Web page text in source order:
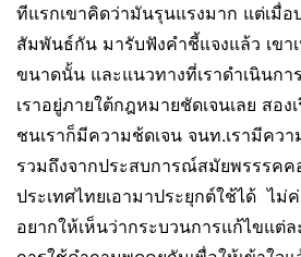
ทีแรกเขาคิดว่ามันรุนแรงมาก แต่เมื่อ
สัมพันธ์กัน มารับฟังคำชี้แจงแล้ว เขา
ขนาดนั้น และแนวทางที่เราดำเนินก
เราอยู่ภายใต้กฎหมายชัดเจนเลย สอ
ชนเราก็มีความช้ดเจน จนท.เรามีคว
รวมถึงจากประสบการณ์สมัยพรรรค
ประเทศไทยเอามาประยุกต์ใช้ได้ ไม่
อยากให้เห็นว่ากระบวนการแก้ไขแ